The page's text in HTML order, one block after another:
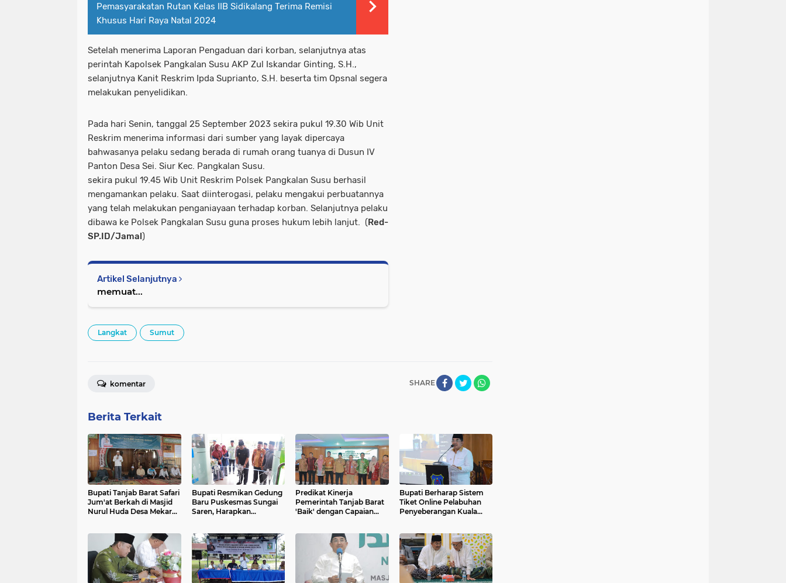
Pemasyarakatan Rutan Kelas IIB Sidikalang Terima Remisi
Khusus Hari Raya Natal 2024
Setelah menerima Laporan Pengaduan dari korban, selanjutnya atas
perintah Kapolsek Pangkalan Susu AKP Zul Iskandar Ginting, S.H.,
selanjutnya Kanit Reskrim Ipda Suprianto, S.H. beserta tim Opsnal segera
melakukan penyelidikan.
Pada hari Senin, tanggal 25 September 2023 sekira pukul 19.30 Wib Unit
Reskrim menerima informasi dari sumber yang layak dipercaya
bahwasanya pelaku sedang berada di rumah orang tuanya di Dusun IV
Panton Desa Sei. Siur Kec. Pangkalan Susu.
sekira pukul 19.45 Wib Unit Reskrim Polsek Pangkalan Susu berhasil
mengamankan pelaku. Saat diinterogasi, pelaku mengakui perbuatannya
yang telah melakukan penganiayaan terhadap korban. Selanjutnya pelaku
dibawa ke Polsek Pangkalan Susu guna proses hukum lebih lanjut. (Red-
SP.ID/Jamal)
Artikel Selanjutnya
memuat...
Langkat Sumut
SHARE
komentar
Berita Terkait
Bupati Tanjab Barat Safari
Jum'at Berkah di Masjid
Nurul Huda Desa Mekar
Bupati Resmikan Gedung
Baru Puskesmas Sungai
Saren, Harapkan
Predikat Kinerja
Pemerintah Tanjab Barat
'Baik' dengan Capaian
Bupati Berharap Sistem
Tiket Online Pelabuhan
Penyeberangan Kuala
Keberangkatan